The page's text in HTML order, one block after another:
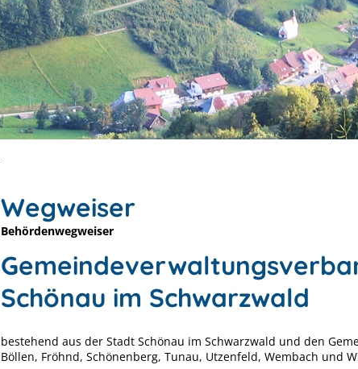
Wegweiser
Behördenwegweiser
Schönau im Schwarzwald
bestehend aus der Stadt Schönau im Schwarzwald und den
Böllen, Fröhnd, Schönenberg, Tunau, Utzenfeld, Wembach und